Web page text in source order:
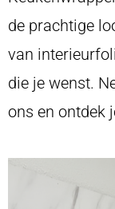
de prachtige
van
die je wenst.
ons en ontdek